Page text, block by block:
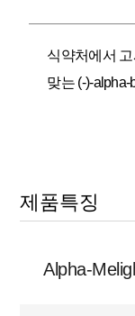
식약처에서
맞는 (-)-
제품특징
Alpha-